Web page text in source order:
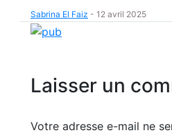
Sabrina El Faiz - 12 avril 2025
Laisser un
Votre adresse e-mail ne